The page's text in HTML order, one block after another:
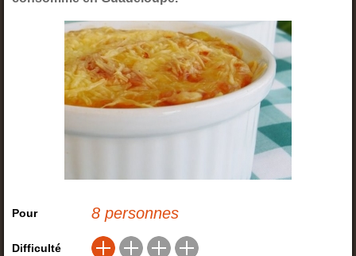
Pour 8 personnes
Difficulté